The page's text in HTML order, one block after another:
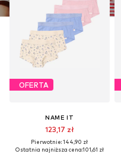
OFERTA
NAME IT
123,17 zł
Pierwotnie: 144,90 zł
Ostatnia najniższa cena:101,61 zł